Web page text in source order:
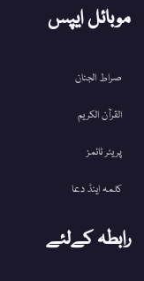
موبائل ایپس
صراط الجنان
القرآن الکریم
پریئر ٹائمز
کلمہ اینڈ دعا
رابطہ کےلئے